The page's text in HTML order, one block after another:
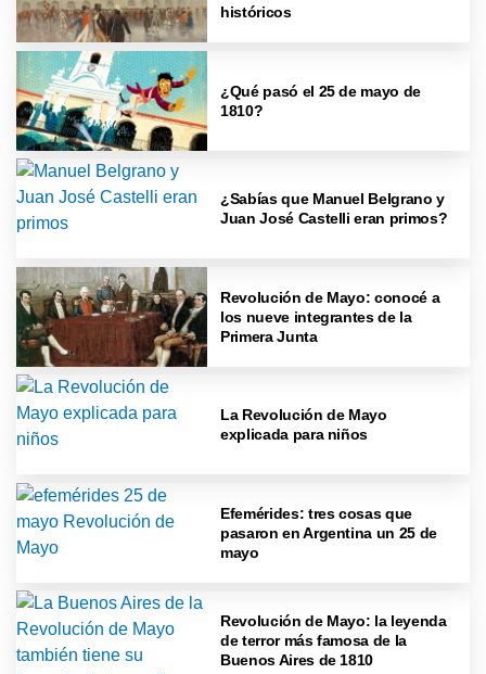
históricos
¿Qué pasó el 25 de mayo de
1810?
¿Sabías que Manuel Belgrano y
Juan José Castelli eran primos?
Revolución de Mayo: conocé a
los nueve integrantes de la
Primera Junta
La Revolución de Mayo
explicada para niños
Efemérides: tres cosas que
pasaron en Argentina un 25 de
mayo
Revolución de Mayo: la leyenda
de terror más famosa de la
Buenos Aires de 1810